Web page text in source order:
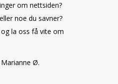
om nettsiden?
noe du savner?
la oss få vite om
Ø.